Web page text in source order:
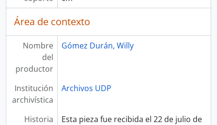
Área de contexto
Nombre
del
productor
Gómez Durán, Willy
Institución
archivística
Archivos UDP
Historia
Esta pieza fue recibida el 22 de julio de